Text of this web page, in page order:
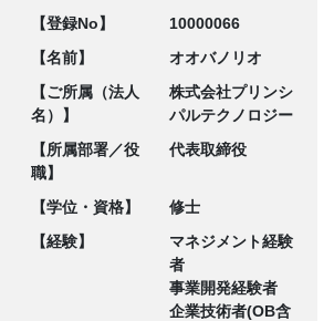
【登録No】
10000066
【名前】
オオバノリオ
【ご所属（法人
名）】
株式会社プリンシ
パルテクノロジー
【所属部署／役
職】
代表取締役
【学位・資格】
修士
【経験】
マネジメント経験
者
事業開発経験者
企業技術者(OB含